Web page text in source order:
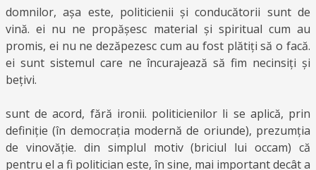
domnilor, așa este, politicienii și conducătorii sunt de
vină. ei nu ne propășesc material și spiritual cum au
promis, ei nu ne dezăpezesc cum au fost plătiți să o facă.
ei sunt sistemul care ne încurajează să fim necinsiți și
bețivi.
sunt de acord, fără ironii. politicienilor li se aplică, prin
definiție (în democrația modernă de oriunde), prezumția
de vinovăție. din simplul motiv (briciul lui occam) că
pentru el a fi politician este, în sine, mai important decât a